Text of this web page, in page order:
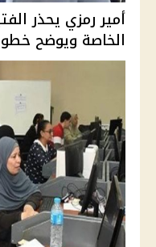
أمير رمزي يحذر
الخاصة ويوضح